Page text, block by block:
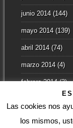
junio 2014(144)
mayo 2014(139)
abril 2014(74)
marzo 2014(4)
febrero 2014(3)
Las cookies nos
los mismos,